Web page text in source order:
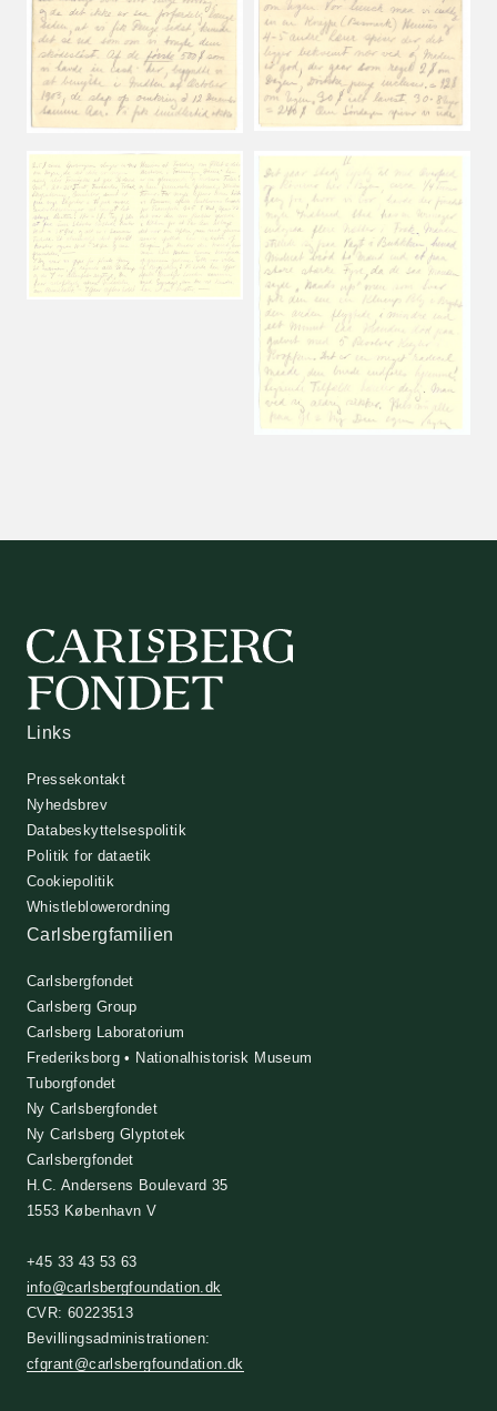
Links
Pressekontakt
Nyhedsbrev
Databeskyttelsespolitik
Politik for dataetik
Cookiepolitik
Whistleblowerordning
Carlsbergfamilien
Carlsbergfondet
Carlsberg Group
Carlsberg Laboratorium
Frederiksborg • Nationalhistorisk Museum
Tuborgfondet
Ny Carlsbergfondet
Ny Carlsberg Glyptotek
Carlsbergfondet
H.C. Andersens Boulevard 35
1553 København V
+45 33 43 53 63
info@carlsbergfoundation.dk
CVR: 60223513
Bevillingsadministrationen:
cfgrant@carlsbergfoundation.dk